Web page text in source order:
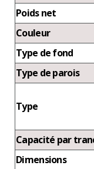
Poids net
Couleur
Type de fond
Type de parois
Type
Capacité par
Dimensions